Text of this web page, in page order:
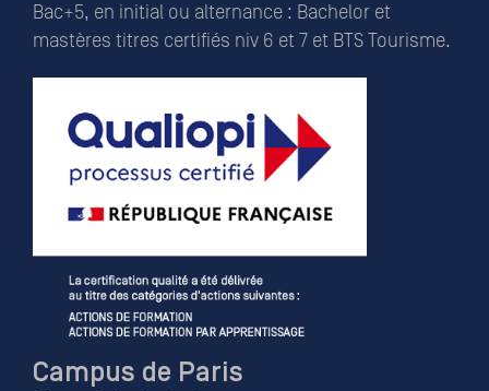
Bac+5, en initial ou alternance : Bachelor et
mastères titres certifiés niv 6 et 7 et BTS Tourisme.
Campus de Paris